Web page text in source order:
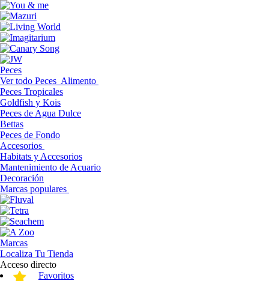
Peces
Ver todo Peces Alimento
Peces Tropicales
Goldfish y Kois
Peces de Agua Dulce
Bettas
Peces de Fondo
Accesorios
Habitats y Accesorios
Mantenimiento de Acuario
Decoración
Marcas populares
Marcas
Localiza Tu Tienda
Acceso directo
Favoritos